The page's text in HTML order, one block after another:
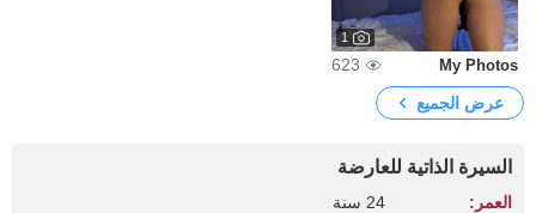
1
My Photos
623
عرض الجميع
السيرة الذاتية للعارضة
العمر: 24 سنة